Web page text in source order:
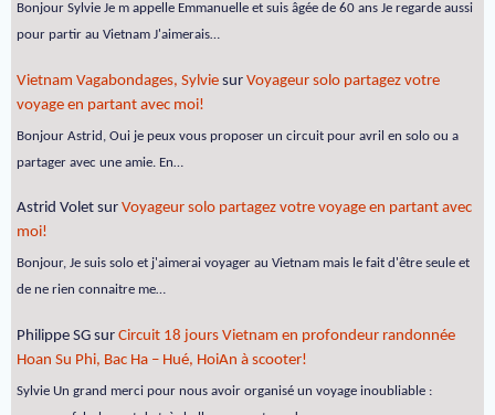
Bonjour Sylvie Je m appelle Emmanuelle et suis âgée de 60 ans Je regarde aussi
pour partir au Vietnam J'aimerais…
Vietnam Vagabondages, Sylvie sur Voyageur solo partagez votre
voyage en partant avec moi!
Bonjour Astrid, Oui je peux vous proposer un circuit pour avril en solo ou a
partager avec une amie. En…
Astrid Volet sur Voyageur solo partagez votre voyage en partant avec
moi!
Bonjour, Je suis solo et j'aimerai voyager au Vietnam mais le fait d'être seule et
de ne rien connaitre me…
Philippe SG sur Circuit 18 jours Vietnam en profondeur randonnée
Hoan Su Phi, Bac Ha – Hué, HoiAn à scooter!
Sylvie Un grand merci pour nous avoir organisé un voyage inoubliable :